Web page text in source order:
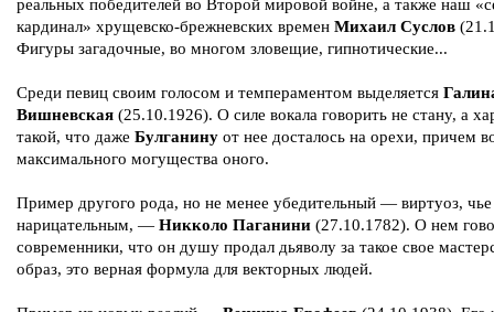
реальных победителей во Второй мировой войне, а также наш
кардинал» хрущевско-брежневских времен Михаил Суслов
Фигуры загадочные, во многом зловещие, гипнотические...
Среди певиц своим голосом и темпераментом выделяется
Вишневская (25.10.1926). О силе вокала говорить не стану, а
такой, что даже Булганину от нее досталось на орехи, причем
максимального могущества оного.
Пример другого рода, но не менее убедительный — виртуоз,
нарицательным, — Никколо Паганини (27.10.1782). О нем
современники, что он душу продал дьяволу за такое свое
образ, это верная формула для векторных людей.